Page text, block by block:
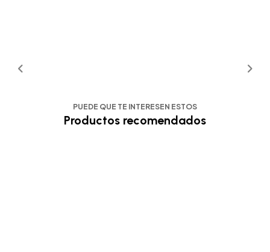
PUEDE QUE TE INTERESEN ESTOS
Productos recomendados